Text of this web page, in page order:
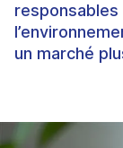
un marché